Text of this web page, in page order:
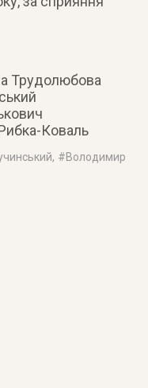
Трудолюбова
Коваль
, #Володимир